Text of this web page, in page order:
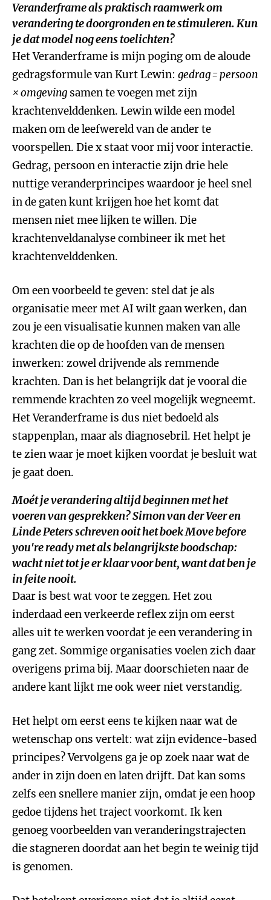
Veranderframe als praktisch raamwerk om
verandering te doorgronden en te stimuleren. Kun
je dat model nog eens toelichten?
Het Veranderframe is mijn poging om de aloude
gedragsformule van Kurt Lewin: gedrag = persoon
× omgeving samen te voegen met zijn
krachtenvelddenken. Lewin wilde een model
maken om de leefwereld van de ander te
voorspellen. Die x staat voor mij voor interactie.
Gedrag, persoon en interactie zijn drie hele
nuttige veranderprincipes waardoor je heel snel
in de gaten kunt krijgen hoe het komt dat
mensen niet mee lijken te willen. Die
krachtenveldanalyse combineer ik met het
krachtenvelddenken.
Om een voorbeeld te geven: stel dat je als
organisatie meer met AI wilt gaan werken, dan
zou je een visualisatie kunnen maken van alle
krachten die op de hoofden van de mensen
inwerken: zowel drijvende als remmende
krachten. Dan is het belangrijk dat je vooral die
remmende krachten zo veel mogelijk wegneemt.
Het Veranderframe is dus niet bedoeld als
stappenplan, maar als diagnosebril. Het helpt je
te zien waar je moet kijken voordat je besluit wat
je gaat doen.
Moét je verandering altijd beginnen met het
voeren van gesprekken? Simon van der Veer en
Linde Peters schreven ooit het boekMove before
you're readymet als belangrijkste boodschap:
wacht niet tot je er klaar voor bent, want dat ben je
in feite nooit.
Daar is best wat voor te zeggen. Het zou
inderdaad een verkeerde reflex zijn om eerst
alles uit te werken voordat je een verandering in
gang zet. Sommige organisaties voelen zich daar
overigens prima bij. Maar doorschieten naar de
andere kant lijkt me ook weer niet verstandig.
Het helpt om eerst eens te kijken naar wat de
wetenschap ons vertelt: wat zijn evidence-based
principes? Vervolgens ga je op zoek naar wat de
ander in zijn doen en laten drijft. Dat kan soms
zelfs een snellere manier zijn, omdat je een hoop
gedoe tijdens het traject voorkomt. Ik ken
genoeg voorbeelden van veranderingstrajecten
die stagneren doordat aan het begin te weinig tijd
is genomen.